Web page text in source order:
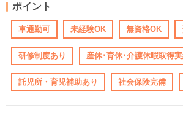
ポイント
車通勤可 未経験OK 無資格OK
研修制度あり 産休･育休･介護休暇取得
託児所・育児補助あり 社会保険完備